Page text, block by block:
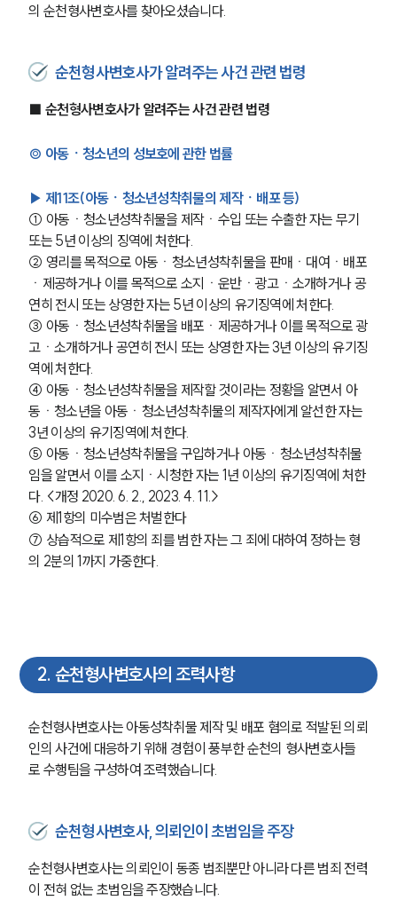
의 순천형사변호사를 찾아오셨습니다.
순천형사변호사가 알려주는 사건 관련 법령
■ 순천형사변호사가 알려주는 사건 관련 법령
◎ 아동ㆍ청소년의 성보호에 관한 법률
▶ 제11조(아동ㆍ청소년성착취물의 제작ㆍ배포 등)
① 아동ㆍ청소년성착취물을 제작ㆍ수입 또는 수출한 자는 무기
또는 5년 이상의 징역에 처한다.
② 영리를 목적으로 아동ㆍ청소년성착취물을 판매ㆍ대여ㆍ배포
ㆍ제공하거나 이를 목적으로 소지ㆍ운반ㆍ광고ㆍ소개하거나 공
연히 전시 또는 상영한 자는 5년 이상의 유기징역에 처한다.
③ 아동ㆍ청소년성착취물을 배포ㆍ제공하거나 이를 목적으로 광
고ㆍ소개하거나 공연히 전시 또는 상영한 자는 3년 이상의 유기징
역에 처한다.
④ 아동ㆍ청소년성착취물을 제작할 것이라는 정황을 알면서 아
동ㆍ청소년을 아동ㆍ청소년성착취물의 제작자에게 알선한 자는
3년 이상의 유기징역에 처한다.
⑤ 아동ㆍ청소년성착취물을 구입하거나 아동ㆍ청소년성착취물
임을 알면서 이를 소지ㆍ시청한 자는 1년 이상의 유기징역에 처한
다. <개정 2020. 6. 2., 2023. 4. 11.>
⑥ 제1항의 미수범은 처벌한다
⑦ 상습적으로 제1항의 죄를 범한 자는 그 죄에 대하여 정하는 형
의 2분의 1까지 가중한다.
2. 순천형사변호사의 조력사항
순천형사변호사는 아동성착취물 제작 및 배포 혐의로 적발된 의뢰
인의 사건에 대응하기 위해 경험이 풍부한 순천의 형사변호사들
로 수행팀을 구성하여 조력했습니다.
순천형사변호사, 의뢰인이 초범임을 주장
순천형사변호사는 의뢰인이 동종 범죄뿐만 아니라 다른 범죄 전력
이 전혀 없는 초범임을 주장했습니다.